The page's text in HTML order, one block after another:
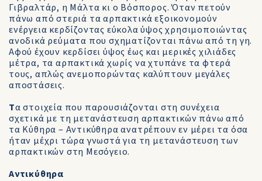
Γιβραλτάρ, η Μάλτα κι ο Βόσπορος. Όταν πετούν
πάνω από στεριά τα αρπακτικά εξοικονομούν
ενέργεια κερδίζοντας εύκολα ύψος χρησιμοποιώντας
ανοδικά ρεύματα που σχηματίζονται πάνω από τη γη.
Αφού έχουν κερδίσει ύψος έως και μερικές χιλιάδες
μέτρα, τα αρπακτικά χωρίς να χτυπάνε τα φτερά
τους, απλώς ανεμοπορώντας καλύπτουν μεγάλες
αποστάσεις.
Τα στοιχεία που παρουσιάζονται στη συνέχεια
σχετικά με τη μετανάστευση αρπακτικών πάνω από
τα Κύθηρα – Αντικύθηρα ανατρέπουν εν μέρει τα όσα
ήταν μέχρι τώρα γνωστά για τη μετανάστευση των
αρπακτικών στη Μεσόγειο.
Αντικύθηρα